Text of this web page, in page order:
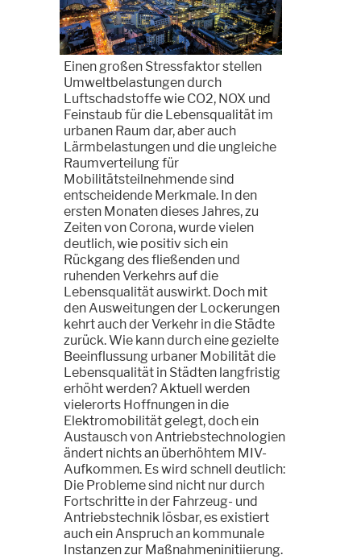
Einen großen Stressfaktor stellen
Umweltbelastungen durch
Luftschadstoffe wie CO2, NOX und
Feinstaub für die Lebensqualität im
urbanen Raum dar, aber auch
Lärmbelastungen und die ungleiche
Raumverteilung für
Mobilitätsteilnehmende sind
entscheidende Merkmale. In den
ersten Monaten dieses Jahres, zu
Zeiten von Corona, wurde vielen
deutlich, wie positiv sich ein
Rückgang des fließenden und
ruhenden Verkehrs auf die
Lebensqualität auswirkt. Doch mit
den Ausweitungen der Lockerungen
kehrt auch der Verkehr in die Städte
zurück. Wie kann durch eine gezielte
Beeinflussung urbaner Mobilität die
Lebensqualität in Städten langfristig
erhöht werden? Aktuell werden
vielerorts Hoffnungen in die
Elektromobilität gelegt, doch ein
Austausch von Antriebstechnologien
ändert nichts an überhöhtem MIV-
Aufkommen. Es wird schnell deutlich:
Die Probleme sind nicht nur durch
Fortschritte in der Fahrzeug- und
Antriebstechnik lösbar, es existiert
auch ein Anspruch an kommunale
Instanzen zur Maßnahmeninitiierung.